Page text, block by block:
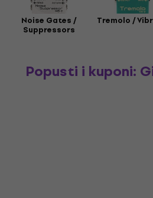
Noise Gates /
Suppressors
Tremolo /
Popusti i kuponi: